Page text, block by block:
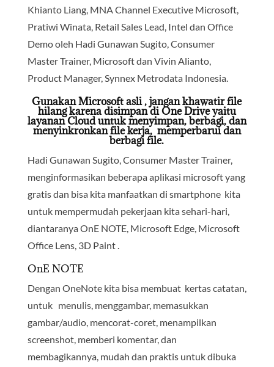
Khianto Liang, MNA Channel Executive Microsoft,
Pratiwi Winata, Retail Sales Lead, Intel dan Office
Demo oleh Hadi Gunawan Sugito, Consumer
Master Trainer, Microsoft dan Vivin Alianto,
Product Manager, Synnex Metrodata Indonesia.
Gunakan Microsoft asli , jangan khawatir file
hilang karena disimpan di One Drive yaitu
layanan Cloud untuk menyimpan, berbagi, dan
menyinkronkan file kerja, memperbarui dan
berbagi file.
Hadi Gunawan Sugito, Consumer Master Trainer,
menginformasikan beberapa aplikasi microsoft yang
gratis dan bisa kita manfaatkan di smartphone kita
untuk mempermudah pekerjaan kita sehari-hari,
diantaranya OnE NOTE, Microsoft Edge, Microsoft
Office Lens, 3D Paint .
OnE NOTE
Dengan OneNote kita bisa membuat kertas catatan,
untuk menulis, menggambar, memasukkan
gambar/audio, mencorat-coret, menampilkan
screenshot, memberi komentar, dan
membagikannya, mudah dan praktis untuk dibuka